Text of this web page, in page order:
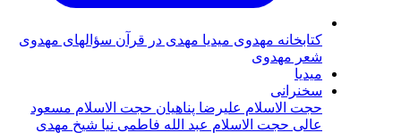
كتابخانه مهدوى ميديا مهدی در قرآن سؤالهای مهدوی
شعر مهدوى
ميديا
سخنرانى
حجت الاسلام عليرضا پناهيان حجت الاسلام مسعود
عالی حجت الاسلام عبد الله فاطمى نيا شيخ مهدى